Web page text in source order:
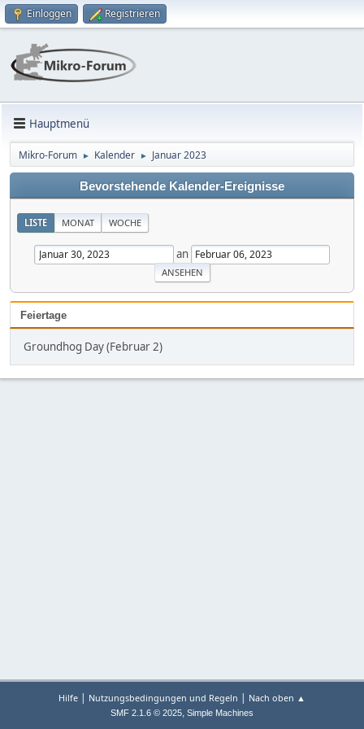
Einloggen Registrieren
Hauptmenü
Mikro-Forum ► Kalender ► Januar 2023
Bevorstehende Kalender-Ereignisse
LISTE MONAT WOCHE
an
Feiertage
Groundhog Day (Februar 2)
Hilfe | Nutzungsbedingungen und Regeln | Nach oben ▲
SMF 2.1.6 © 2025, Simple Machines